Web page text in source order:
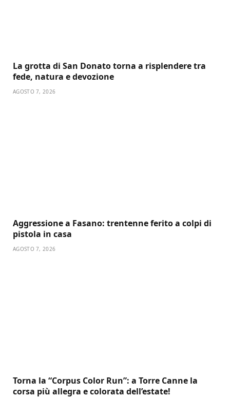
La grotta di San Donato torna a risplendere tra
fede, natura e devozione
AGOSTO 7, 2026
Aggressione a Fasano: trentenne ferito a colpi di
pistola in casa
AGOSTO 7, 2026
Torna la “Corpus Color Run”: a Torre Canne la
corsa più allegra e colorata dell’estate!